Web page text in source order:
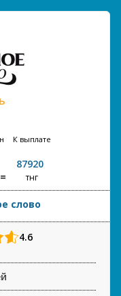
К выплате
87920
тнг
слово
4.6